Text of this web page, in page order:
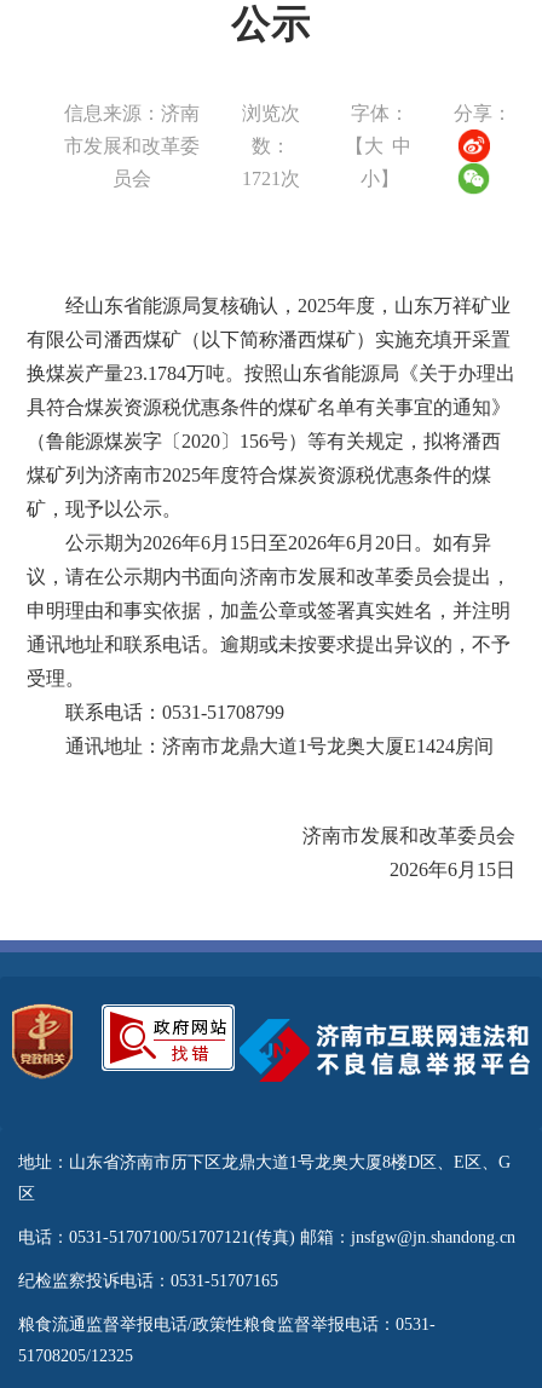
公示
信息来源：济南
市发展和改革委
员会
浏览次
数：
1721 次
字体：
【 大 中
小】
分享：
经山东省能源局复核确认，2025年度，山东万祥矿业
有限公司潘西煤矿（以下简称潘西煤矿）实施充填开采置
换煤炭产量23.1784万吨。按照山东省能源局《关于办理出
具符合煤炭资源税优惠条件的煤矿名单有关事宜的通知》
（鲁能源煤炭字〔2020〕156号）等有关规定，拟将潘西
煤矿列为济南市2025年度符合煤炭资源税优惠条件的煤
矿，现予以公示。
公示期为2026年6月15日至2026年6月20日。如有异
议，请在公示期内书面向济南市发展和改革委员会提出，
申明理由和事实依据，加盖公章或签署真实姓名，并注明
通讯地址和联系电话。逾期或未按要求提出异议的，不予
受理。
联系电话：0531-51708799
通讯地址：济南市龙鼎大道1号龙奥大厦E1424房间
济南市发展和改革委员会
2026年6月15日
地址：山东省济南市历下区龙鼎大道1号龙奥大厦8楼D区、E区、G
区
电话：0531-51707100/51707121(传真) 邮箱：jnsfgw@jn.shandong.cn
纪检监察投诉电话：0531-51707165
粮食流通监督举报电话/政策性粮食监督举报电话：0531-
51708205/12325